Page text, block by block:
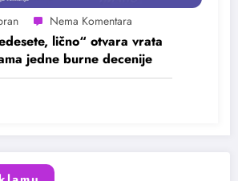
lično“ otvara vrata
jedne burne decenije